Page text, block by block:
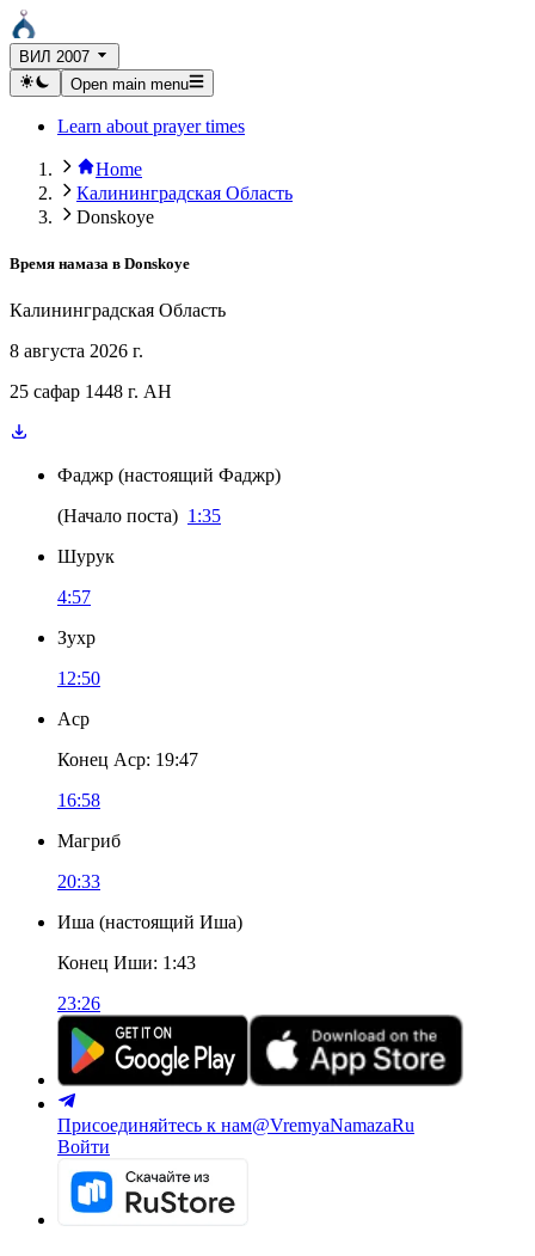
ВИЛ 2007
Open main menu
Learn about prayer times
Home
Калининградская Область
Donskoye
Время намаза в Donskoye
Калининградская Область
8 августа 2026 г.
25 сафар 1448 г. AH
Фаджр (настоящий Фаджр)
(Начало поста) 1:35
Шурук
4:57
Зухр
12:50
Аср
Конец Аср: 19:47
16:58
Магриб
20:33
Иша (настоящий Иша)
Конец Иши: 1:43
23:26
Присоединяйтесь к нам@VremyaNamazaRu
Войти